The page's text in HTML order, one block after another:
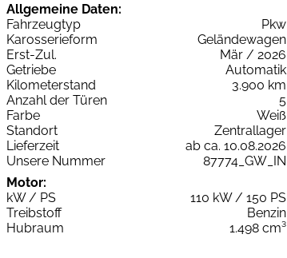
Allgemeine Daten:
Fahrzeugtyp
Pkw
Karosserieform
Geländewagen
Erst-Zul.
Mär / 2026
Getriebe
Automatik
Kilometerstand
3.900 km
Anzahl der Türen
5
Farbe
Weiß
Standort
Zentrallager
Lieferzeit
ab ca. 10.08.2026
Unsere Nummer
87774_GW_IN
Motor:
kW / PS
110 kW / 150 PS
Treibstoff
Benzin
Hubraum
1.498 cm³